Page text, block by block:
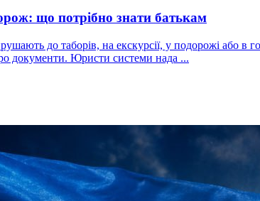
що потрібно знати батькам
до таборів, на екскурсії, у подорожі або
документи. Юристи системи нада ...